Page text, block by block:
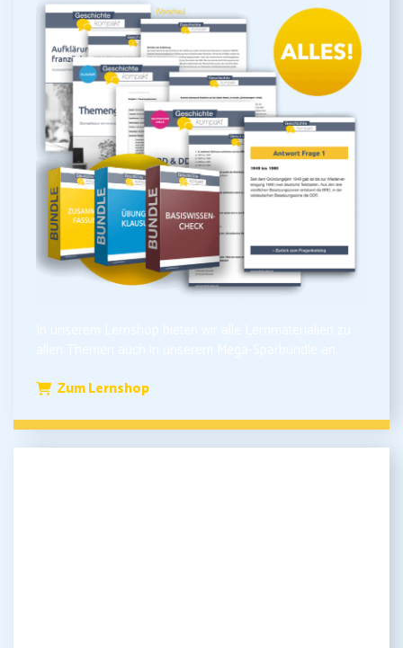
Zum Lernshop